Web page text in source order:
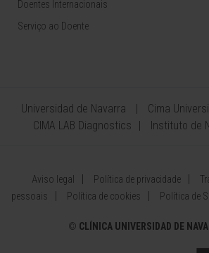
Doentes Internacionais
Serviço ao Doente
Universidad de Navarra
Cima
CIMA LAB Diagnostics
Instituto de
Aviso legal Política de privacidade
pessoais
Política de cookies Política de
© CLÍNICA UNIVERSIDAD DE